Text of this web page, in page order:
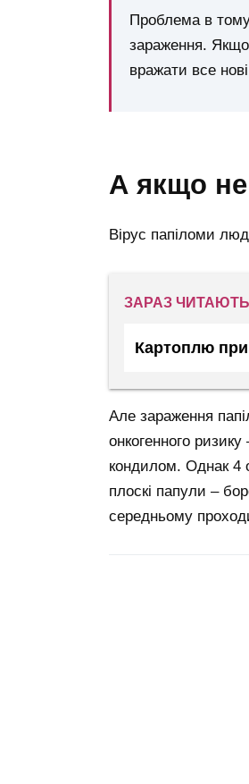
Проблема в
зараження. Якщо
вражати все
а якщо
Вірус папіломи
ЗАРАЗ
Картоплю при
Але зараження
онкогенного
кондилом. Однак 4
плоскі папули –
середньому